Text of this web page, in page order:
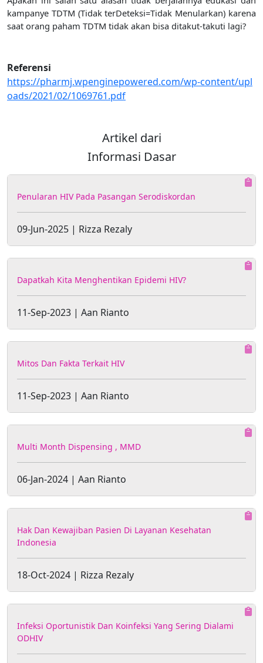
kampanye TDTM (Tidak terDeteksi=Tidak Menularkan) karena
saat orang paham TDTM tidak akan bisa ditakut-takuti lagi?
Referensi
https://pharmj.wpenginepowered.com/wp-content/upl
oads/2021/02/1069761.pdf
Artikel dari
Informasi Dasar
Penularan HIV Pada Pasangan Serodiskordan
09-Jun-2025 | Rizza Rezaly
Dapatkah Kita Menghentikan Epidemi HIV?
11-Sep-2023 | Aan Rianto
Mitos Dan Fakta Terkait HIV
11-Sep-2023 | Aan Rianto
Multi Month Dispensing , MMD
06-Jan-2024 | Aan Rianto
Hak Dan Kewajiban Pasien Di Layanan Kesehatan
Indonesia
18-Oct-2024 | Rizza Rezaly
Infeksi Oportunistik Dan Koinfeksi Yang Sering Dialami
ODHIV